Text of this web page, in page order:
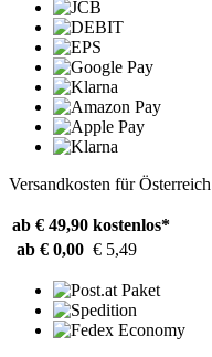
Versandkosten für Österreich
ab € 49,90 kostenlos*
ab € 0,00 € 5,49